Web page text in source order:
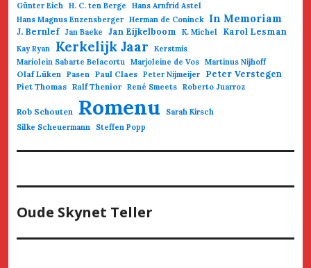
Günter Eich H. C. ten Berge
Hans Arnfrid Astel
Hans Magnus Enzensberger Herman de Coninck In Memoriam
J. Bernlef Jan Baeke Jan Eijkelboom K. Michel Karol Lesman
Kay Ryan Kerkelijk Jaar
Kerstmis
Mariolein Sabarte Belacortu Marjoleine de Vos Martinus Nijhoff
Olaf Lüken Pasen Paul Claes Peter Nijmeijer
Peter Verstegen
Piet Thomas Ralf Thenior René Smeets Roberto Juarroz
Rob Schouten Romenu
Sarah Kirsch
Silke Scheuermann
Steffen Popp
Oude Skynet Teller